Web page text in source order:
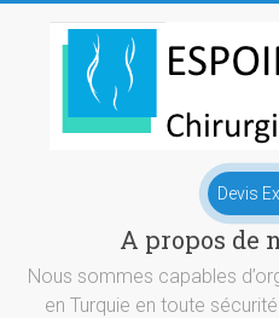
Chirurgie
esthetique
Turquie
Devis
A propos de
Nous sommes capables
en Turquie en toute